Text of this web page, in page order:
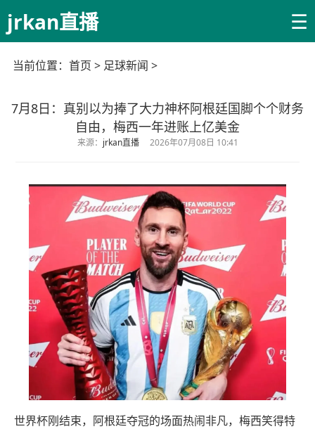
jrkan直播 ☰
当前位置： 首页 > 足球新闻 >
7月8日：真别以为捧了大力神杯阿根廷国脚个个财务
自由，梅西一年进账上亿美金
来源： jrkan直播 2026年07月08日 10:41
世界杯刚结束，阿根廷夺冠的场面热闹非凡，梅西笑得特